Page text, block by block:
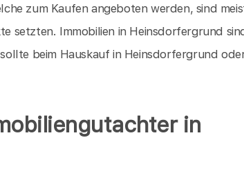
zum Kaufen angeboten werden, sind
setzten. Immobilien in Heinsdorfergrund
beim Hauskauf in Heinsdorfergrund
in